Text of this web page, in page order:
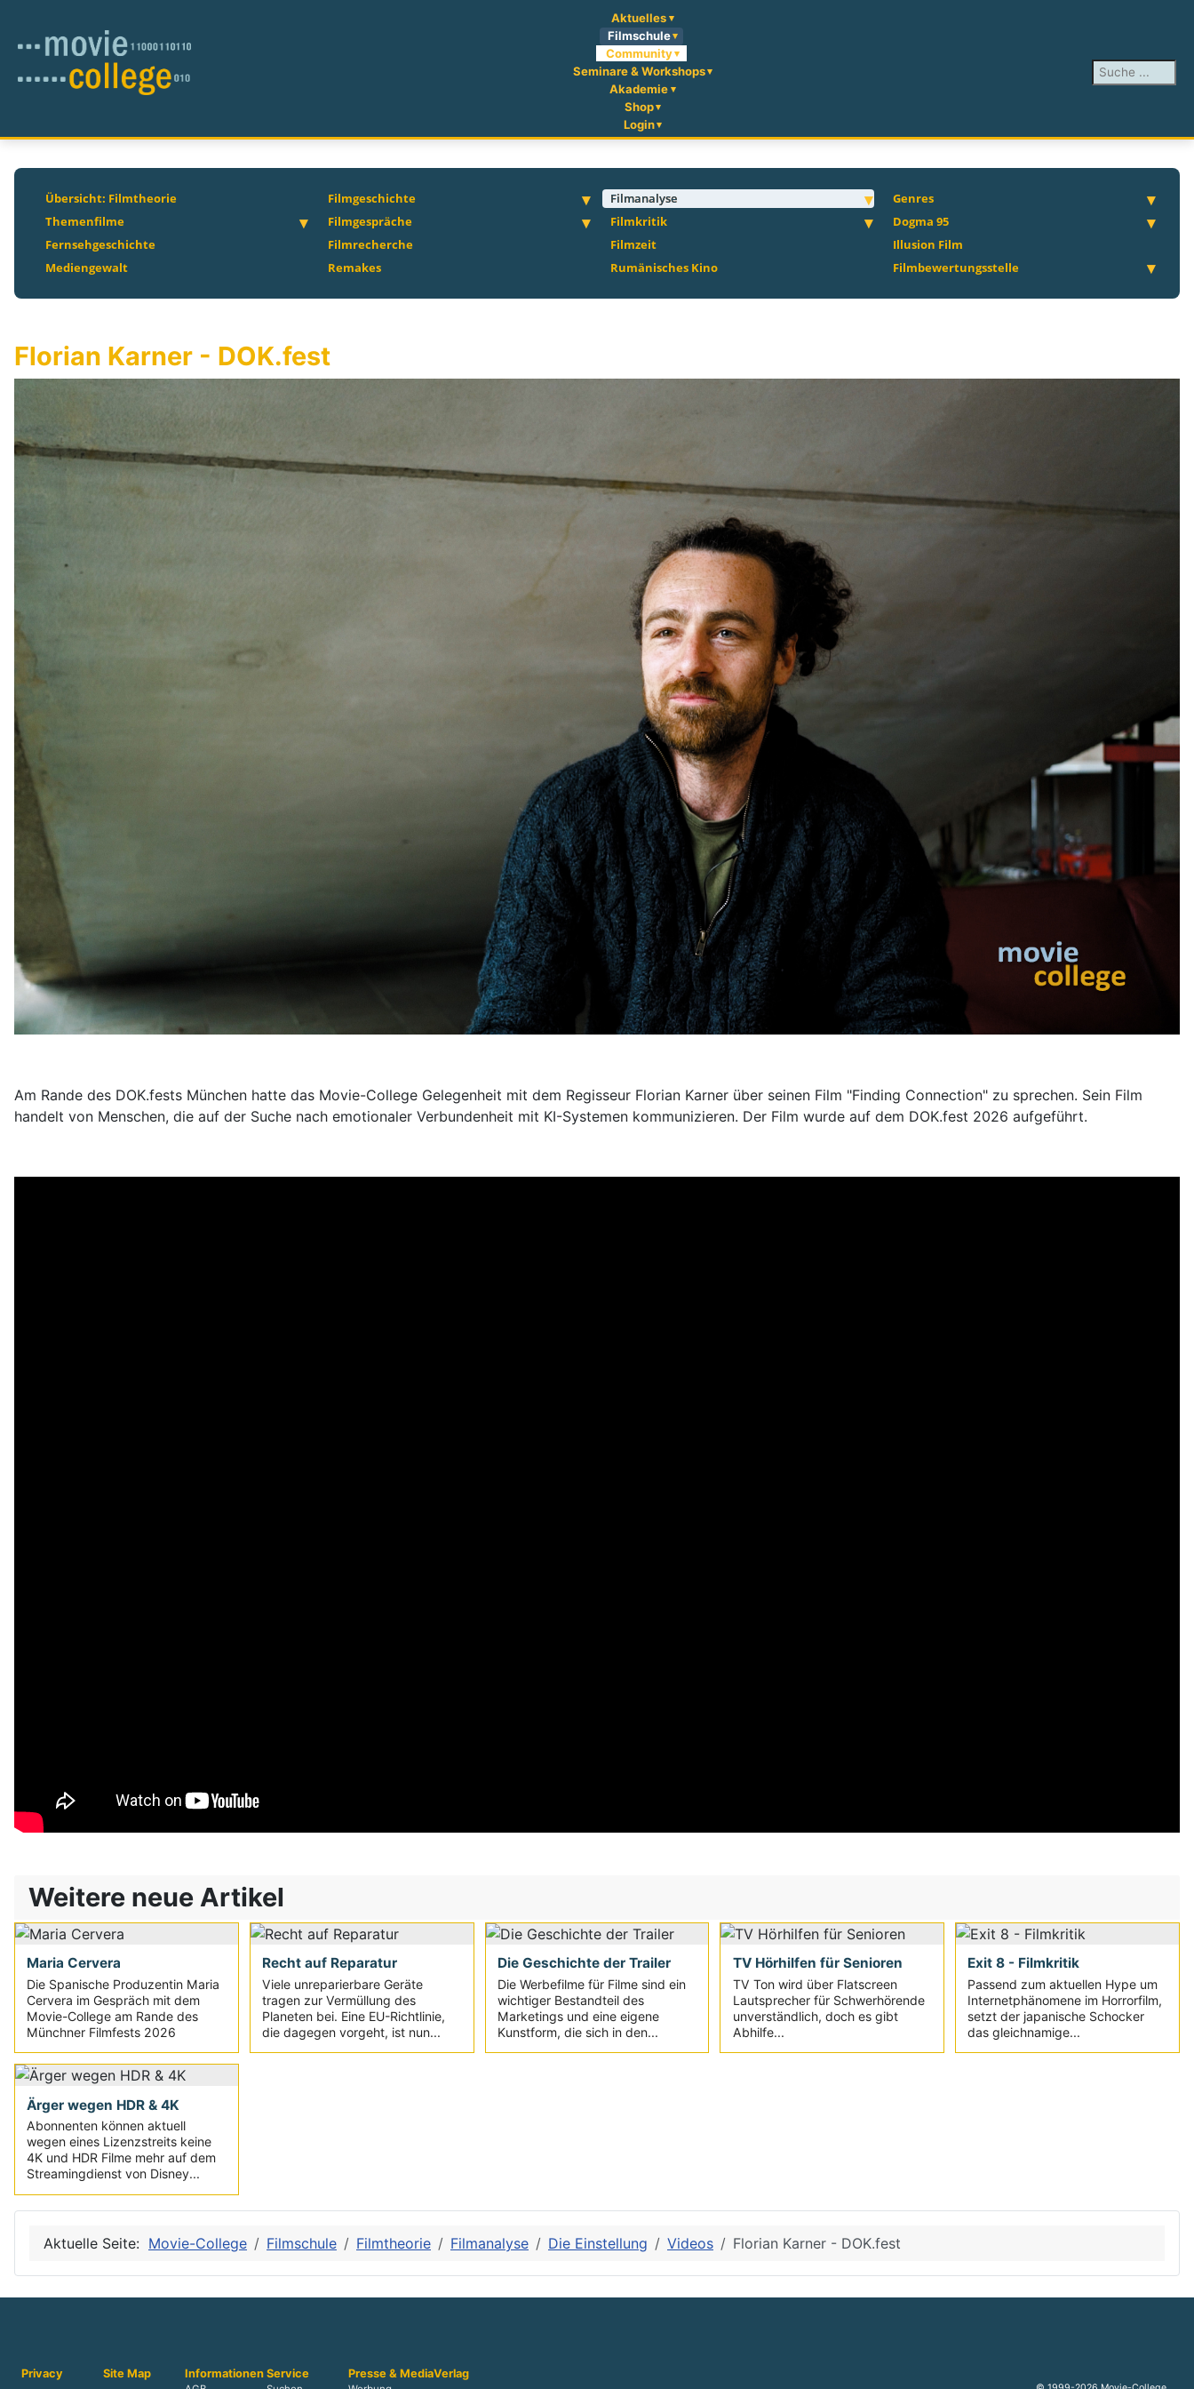
Aktuelles
Filmschule
Community
Seminare & Workshops
Akademie
Shop
Login
Suchen ...
Übersicht: Filmtheorie Filmgeschichte Filmanalyse
Genres
Themenfilme
Filmgespräche Filmkritik
Dogma 95
Fernsehgeschichte
Filmrecherche Filmzeit
Illusion Film
Mediengewalt
Remakes Rumänisches Kino Filmbewertungsstelle
Florian Karner - DOK.fest
Am Rande des DOK.fests München hatte das Movie-College Gelegenheit mit dem Regisseur Florian Karner über seinen Film "Finding Connection" zu sprechen. Sein Film
handelt von Menschen, die auf der Suche nach emotionaler Verbundenheit mit KI-Systemen kommunizieren. Der Film wurde auf dem DOK.fest 2026 aufgeführt.
Weitere neue Artikel
Maria Cervera
Die Spanische Produzentin Maria
Cervera im Gespräch mit dem
Movie-College am Rande des
Münchner Filmfests 2026
Recht auf Reparatur
Viele unreparierbare Geräte
tragen zur Vermüllung des
Planeten bei. Eine EU-Richtlinie,
die dagegen vorgeht, ist nun...
Die Geschichte der Trailer
Die Werbefilme für Filme sind ein
wichtiger Bestandteil des
Marketings und eine eigene
Kunstform, die sich in den...
TV Hörhilfen für Senioren
TV Ton wird über Flatscreen
Lautsprecher für Schwerhörende
unverständlich, doch es gibt
Abhilfe...
Exit 8 - Filmkritik
Passend zum aktuellen Hype um
Internetphänomene im Horrorfilm,
setzt der japanische Schocker
das gleichnamige...
Ärger wegen HDR & 4K
Abonnenten können aktuell
wegen eines Lizenzstreits keine
4K und HDR Filme mehr auf dem
Streamingdienst von Disney...
Aktuelle Seite: Movie-College Filmschule Filmtheorie Filmanalyse Die Einstellung Videos Florian Karner - DOK.fest
Privacy Site Map Informationen Service Presse & MediaVerlag